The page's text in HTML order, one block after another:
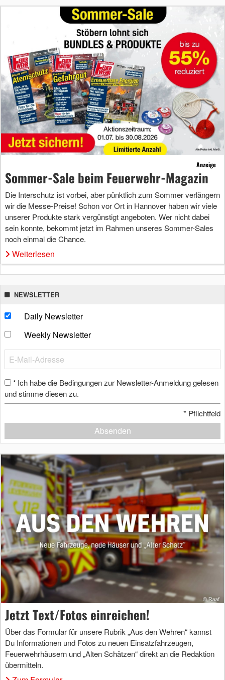
Anzeige
Sommer-Sale beim Feuerwehr-Magazin
Die Interschutz ist vorbei, aber pünktlich zum Sommer verlängern
wir die Messe-Preise! Schon vor Ort in Hannover haben wir viele
unserer Produkte stark vergünstigt angeboten. Wer nicht dabei
sein konnte, bekommt jetzt im Rahmen unseres Sommer-Sales
noch einmal die Chance.
Weiterlesen
NEWSLETTER
Daily Newsletter
Weekly Newsletter
* Ich habe die Bedingungen zur Newsletter-Anmeldung gelesen
und stimme diesen zu.
* Pflichtfeld
Absenden
Jetzt Text/Fotos einreichen!
Über das Formular für unsere Rubrik „Aus den Wehren“ kannst
Du Informationen und Fotos zu neuen Einsatzfahrzeugen,
Feuerwehrhäusern und „Alten Schätzen“ direkt an die Redaktion
übermitteln.